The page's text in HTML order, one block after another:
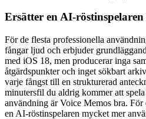
Ersätter en AI-
För de flesta professionella
fångar ljud och erbjuder
med iOS 18, men producerar inga
åtgärdspunkter och inget sökbart
varje fångst till en strukturerad
minutersfil du aldrig kommer att
användning är Voice Memos bra.
en AI-röstinspelaren mycket mer